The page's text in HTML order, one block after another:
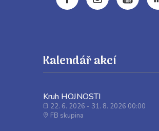
Kalendář akcí
Kruh HOJNOSTI
22. 6. 2026 - 31. 8. 2026 00:00
FB skupina